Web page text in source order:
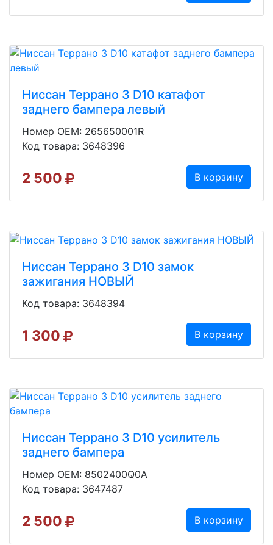
Ниссан Террано 3 D10 катафот
заднего бампера левый
Номер OEM: 265650001R
Код товара: 3648396
2 500 В корзину
Ниссан Террано 3 D10 замок
зажигания НОВЫЙ
Код товара: 3648394
1 300 В корзину
Ниссан Террано 3 D10 усилитель
заднего бампера
Номер OEM: 8502400Q0A
Код товара: 3647487
2 500 В корзину